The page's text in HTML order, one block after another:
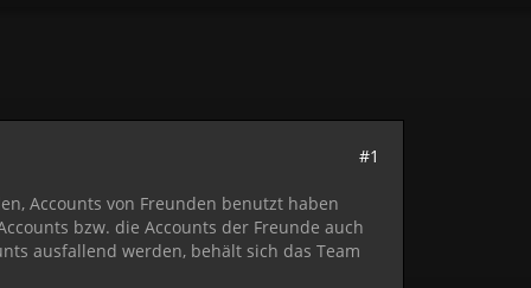
#1
Accounts von Freunden benutzt haben
bzw. die Accounts der Freunde auch
ausfallend werden, behält sich das Team